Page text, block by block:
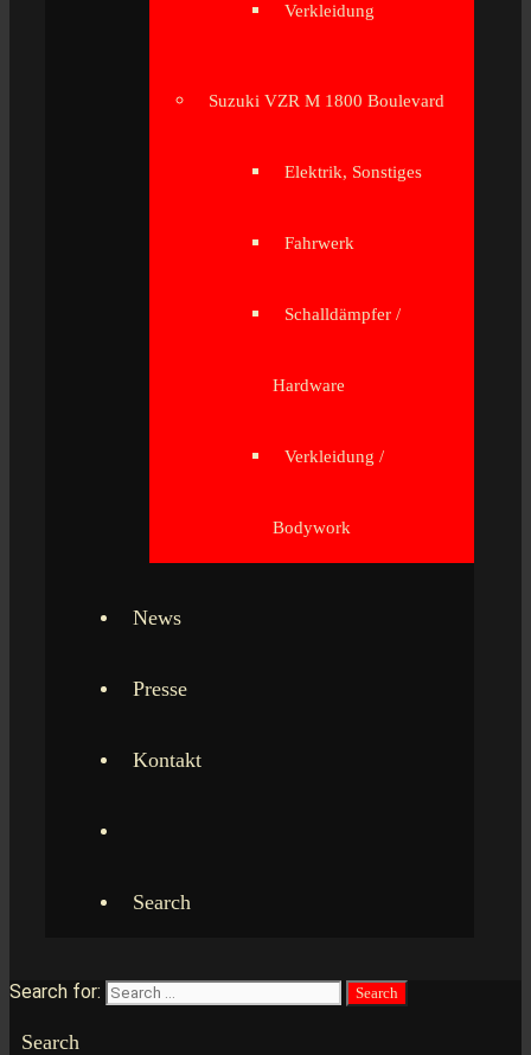
Verkleidung
Suzuki VZR M 1800 Boulevard
Elektrik, Sonstiges
Fahrwerk
Schalldämpfer /
Hardware
Verkleidung /
Bodywork
News
Presse
Kontakt
Search
Search for:
Search